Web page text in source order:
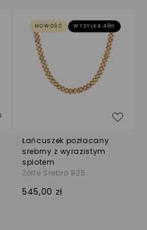
Dodaj do listy życzeń
NOWOŚĆ WYSYŁKA 48H
Łańcuszek pozłacany
srebrny z wyrazistym
splotem
Żółte Srebro 925
545,00 zł